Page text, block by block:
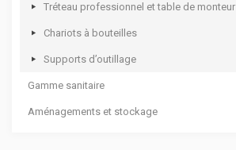
Tréteau professionnel et table de monteur
Chariots à bouteilles
Supports d’outillage
Gamme sanitaire
Hygiène des mains
Aménagements et stockage